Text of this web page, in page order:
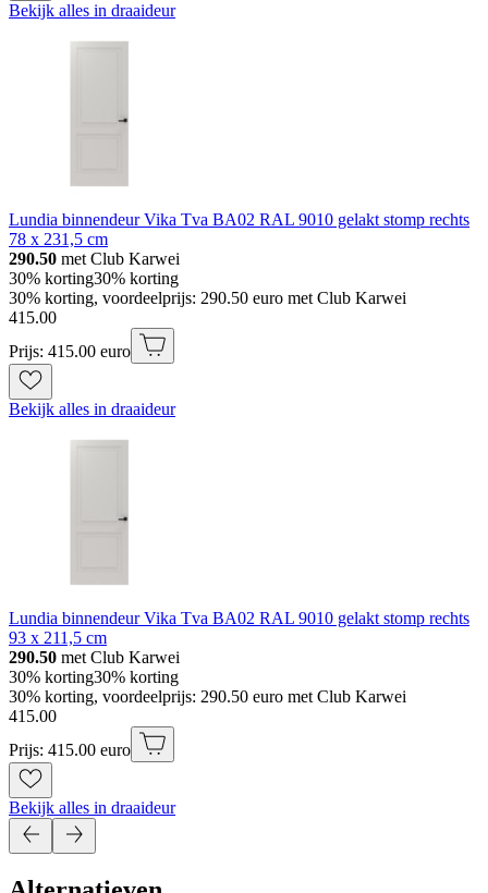
Bekijk alles in draaideur
Lundia binnendeur Vika Tva BA02 RAL 9010 gelakt stomp rechts
78 x 231,5 cm
290.50 met Club Karwei
30% korting30% korting
30% korting, voordeelprijs: 290.50 euro met Club Karwei
415.00
Prijs: 415.00 euro
Bekijk alles in draaideur
Lundia binnendeur Vika Tva BA02 RAL 9010 gelakt stomp rechts
93 x 211,5 cm
290.50 met Club Karwei
30% korting30% korting
30% korting, voordeelprijs: 290.50 euro met Club Karwei
415.00
Prijs: 415.00 euro
Bekijk alles in draaideur